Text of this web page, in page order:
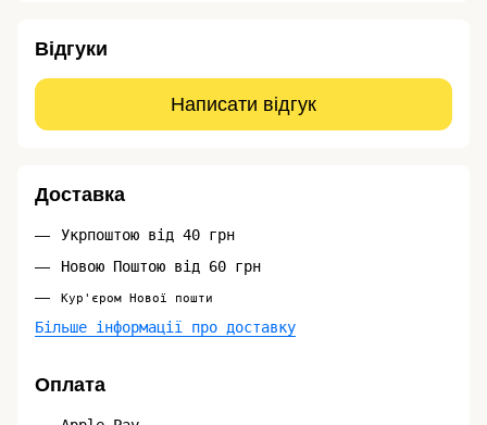
Відгуки
Написати відгук
Доставка
Укрпоштою від 40 грн
Новою Поштою від 60 грн
Кур'єром Нової пошти
Більше інформації про доставку
Оплата